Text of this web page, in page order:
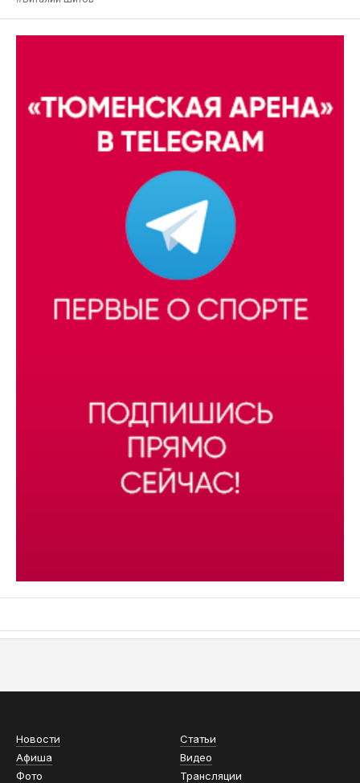
Новости
Статьи
Афиша
Видео
Фото
Трансляции